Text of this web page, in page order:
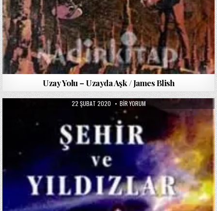
Uzay Yolu – Uzayda Aşk / James Blish
PUBLISHED
DATE:
22 ŞUBAT 2020 ŞEHIR
VE
YILDIZLAR
/
ARTHUR
CLARKE
IÇIN
BIR YORUM